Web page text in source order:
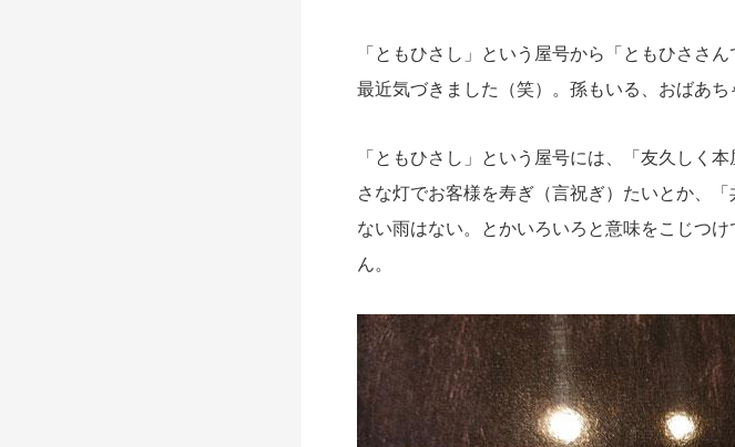
「ともひさし 」という屋号から「ともひささん
最近気づきました（笑）。孫もいる、おばあち
「ともひさし 」という屋号には、「友久しく
さな灯でお客様を寿ぎ（言祝ぎ）たいとか、
ない雨はない。とかいろいろと意味をこじつ
ん。